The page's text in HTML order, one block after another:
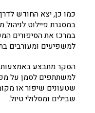
כמו כן, יצא החודש
במסגרת פיילוט
במרכז את הסיפורים
למשפיעים ומעורבים
הסקר מתבצע
למשתתפים לסמן על
שטעונים שיפור או
שבילים ומסלולי טיול.